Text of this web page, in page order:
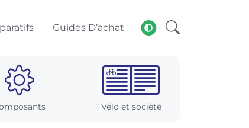
Guides D’achat
Vélo et société